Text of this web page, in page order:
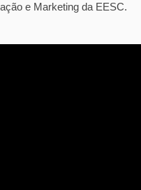
e Marketing da EESC.